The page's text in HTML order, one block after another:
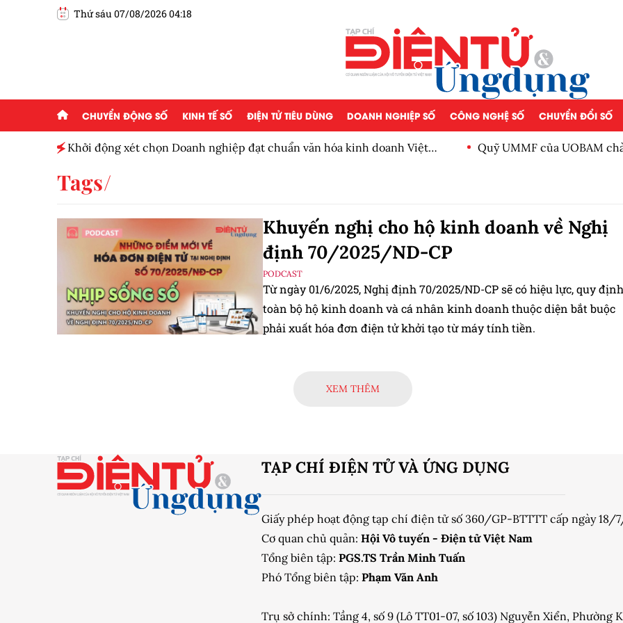
Thứ sáu 07/08/2026 04:18
CHUYỂN ĐỘNG SỐ KINH TẾ SỐ ĐIỆN TỬ TIÊU DÙNG DOANH NGHIỆP SỐ CÔNG NGHỆ SỐ CHUYỂN ĐỔI SỐ
Khởi động xét chọn Doanh nghiệp đạt chuẩn văn hóa kinh doanh Việt
Quỹ UMMF của UOBAM chào bán
Tags
Khuyến nghị cho hộ kinh doanh về Nghị
định 70/2025/ND-CP
PODCAST
Từ ngày 01/6/2025, Nghị định 70/2025/ND-CP sẽ có hiệu lực, quy định
toàn bộ hộ kinh doanh và cá nhân kinh doanh thuộc diện bắt buộc
phải xuất hóa đơn điện tử khởi tạo từ máy tính tiền.
XEM THÊM
TẠP CHÍ ĐIỆN TỬ VÀ ỨNG DỤNG
Giấy phép hoạt động tạp chí điện tử số 360/GP-BTTTT cấp ngày 18/
Cơ quan chủ quản: Hội Vô tuyến - Điện tử Việt Nam
Tổng biên tập: PGS.TS Trần Minh Tuấn
Phó Tổng biên tập: Phạm Văn Anh
Trụ sở chính: Tầng 4, số 9 (Lô TT01-07, số 103) Nguyễn Xiển, Phường